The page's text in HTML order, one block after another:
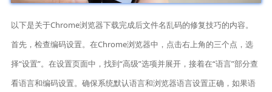
以下是关于Chrome浏览器下载完成后文件名乱码的修复技巧的内容。
首先，检查编码设置。在Chrome浏览器中，点击右上角的三个点，选
择“设置”。在设置页面中，找到“高级”选项并展开，接着在“语言”部分查
看语言和编码设置。确保系统默认语言和浏览器语言设置正确，如果语